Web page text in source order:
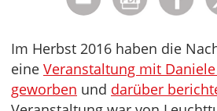
Im Herbst 2016 haben die
eine Veranstaltung mit
geworben und darüber